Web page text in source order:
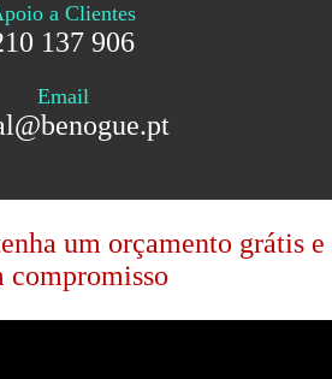
a Clientes
137 906
Email
um orçamento grátis e
compromisso